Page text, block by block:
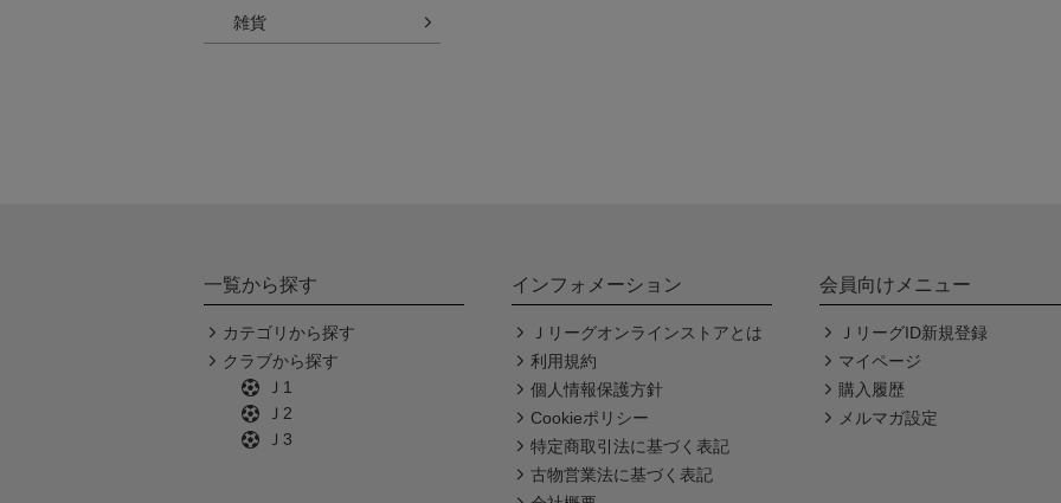
雑貨
一覧から探す
カテゴリから探す
クラブから探す
Ｊ1
Ｊ2
Ｊ3
インフォメーション
Ｊリーグオンラインストアとは
利用規約
個人情報保護方針
Cookieポリシー
特定商取引法に基づく表記
古物営業法に基づく表記
会員向けメニュー
ＪリーグID新規登録
マイページ
購入履歴
メルマガ設定